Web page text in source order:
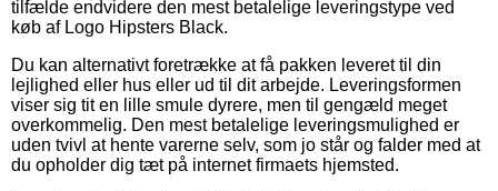
tilfælde endvidere den mest betalelige leveringstype ved
køb af Logo Hipsters Black.
Du kan alternativt foretrække at få pakken leveret til din
lejlighed eller hus eller ud til dit arbejde. Leveringsformen
viser sig tit en lille smule dyrere, men til gengæld meget
overkommelig. Den mest betalelige leveringsmulighed er
uden tvivl at hente varerne selv, som jo står og falder med at
du opholder dig tæt på internet firmaets hjemsted.